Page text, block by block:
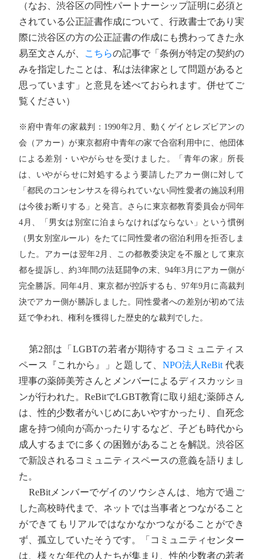
（なお、渋谷区の同性パートナーシップ証明に必須と
されている公正証書作成について、行政書士であり実
際に渋谷区の方の公正証書の作成にも携わってきた永
易至文さんが、
こちらの記事で「条例が特定の契約の
みを指定したことは、私は法律家として問題があると
思っています」と意見を述べておられます。併せてご
覧ください）
※府中青年の家裁判：1990年2月、動くゲイとレズビアンの
会（アカー）が東京都府中青年の家で合宿利用中に、他団体
による差別・いやがらせを受けました。「青年の家」所長
は、いやがらせに対処するよう要請したアカー側に対して
「都民のコンセンサスを得られていない同性愛者の施設利用
は今後お断りする」と発言。さらに東京都教育委員会が同年
4月、「男女は別室に泊まらなければならない」という慣例
（男女別室ルール）をたてに同性愛者の宿泊利用を拒否しま
した。アカーは翌年2月、この都教委決定を不服として東京
都を提訴し、約3年間の法廷闘争の末、94年3月にアカー側が
完全勝訴。同年4月、東京都が控訴するも、97年9月に高裁判
決でアカー側が勝訴しました。同性愛者への差別が初めて法
廷で争われ、権利を獲得した歴史的な裁判でした。
第2部は「LGBTの若者が期待するコミュニティス
ペース『これから』」と題して、 NPO法人ReBit 代表
理事の薬師美芳さんとメンバーによるディスカッショ
ンが行われた。ReBitでLGBT教育に取り組む薬師さん
は、性的少数者がいじめにあいやすかったり、自死念
慮を持つ傾向が高かったりするなど、子ども時代から
成人するまでに多くの困難があることを解説。渋谷区
で新設されるコミュニティスペースの意義を語りまし
た。
ReBitメンバーでゲイのソウシさんは、地方で過ご
した高校時代まで、ネットでは当事者とつながること
ができてもリアルではなかなかつながることができ
ず、孤立していたそうです。「コミュニティセンター
は、様々な年代の人たちが集まり、性的少数者の若者